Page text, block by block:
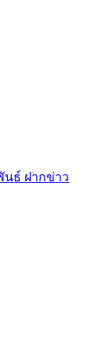
พันธ์ ฝากข่าว